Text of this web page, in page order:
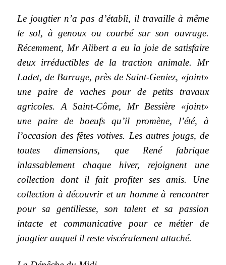
Le jougtier n’a pas d’établi, il travaille à même
le sol, à genoux ou courbé sur son ouvrage.
Récemment, Mr Alibert a eu la joie de satisfaire
deux irréductibles de la traction animale. Mr
Ladet, de Barrage, près de Saint-Geniez, «joint»
une paire de vaches pour de petits travaux
agricoles. A Saint-Côme, Mr Bessière «joint»
une paire de boeufs qu’il promène, l’été, à
l’occasion des fêtes votives. Les autres jougs, de
toutes dimensions, que René fabrique
inlassablement chaque hiver, rejoignent une
collection dont il fait profiter ses amis. Une
collection à découvrir et un homme à rencontrer
pour sa gentillesse, son talent et sa passion
intacte et communicative pour ce métier de
jougtier auquel il reste viscéralement attaché.